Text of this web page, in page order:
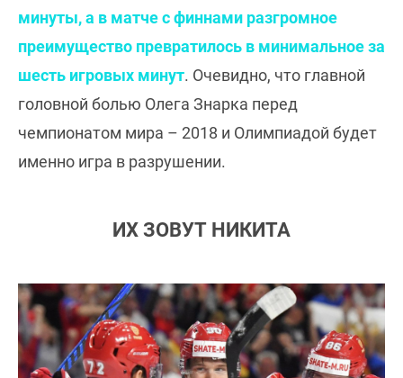
минуты, а в матче с финнами разгромное
преимущество превратилось в минимальное за
шесть игровых минут. Очевидно, что главной
головной болью Олега Знарка перед
чемпионатом мира – 2018 и Олимпиадой будет
именно игра в разрушении.
ИХ ЗОВУТ НИКИТА